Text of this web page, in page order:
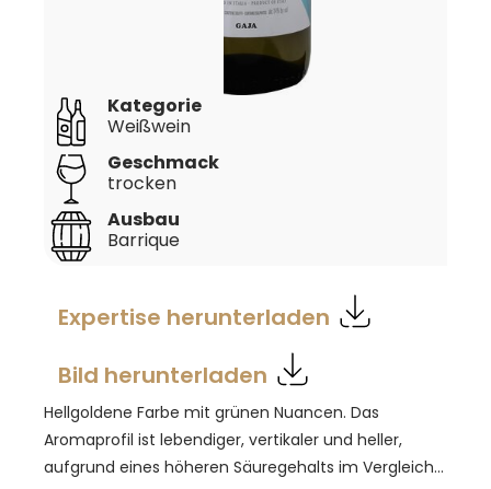
Ausbau
Barrique
Kategorie
Weißwein
Geschmack
trocken
Expertise herunterladen
Bild herunterladen
Hellgoldene Farbe mit grünen Nuancen. Das
Aromaprofil ist lebendiger, vertikaler und heller,
aufgrund eines höheren Säuregehalts im Vergleich